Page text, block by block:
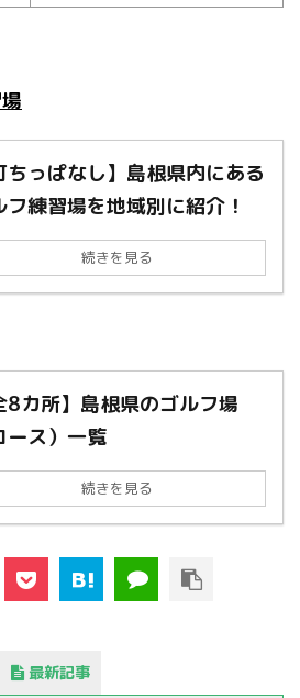
ちっぱなし】島根県内にある
フ練習場を地域別に紹介！
続きを見る
8カ所】島根県のゴルフ場
ース）一覧
続きを見る
最新記事